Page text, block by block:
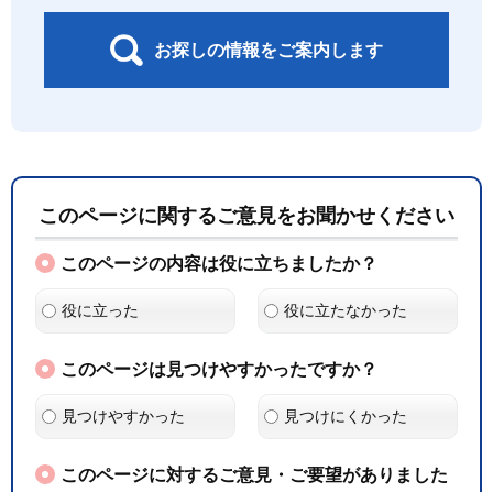
お探しの情報をご案内します
このページに関するご意見をお聞かせください
このページの内容は役に立ちましたか？
役に立った 役に立たなかった
このページは見つけやすかったですか？
見つけやすかった 見つけにくかった
このページに対するご意見・ご要望がありました